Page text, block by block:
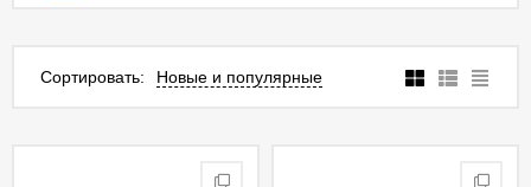
Сортировать: Новые и популярные